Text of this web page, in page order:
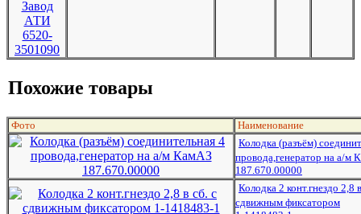
Похожие товары
Фото
Наименование
Колодка (разъём)
провода,генератор на а/м
187.670.00000
Колодка 2 конт.гнездо 2,8
сдвижным фиксатором